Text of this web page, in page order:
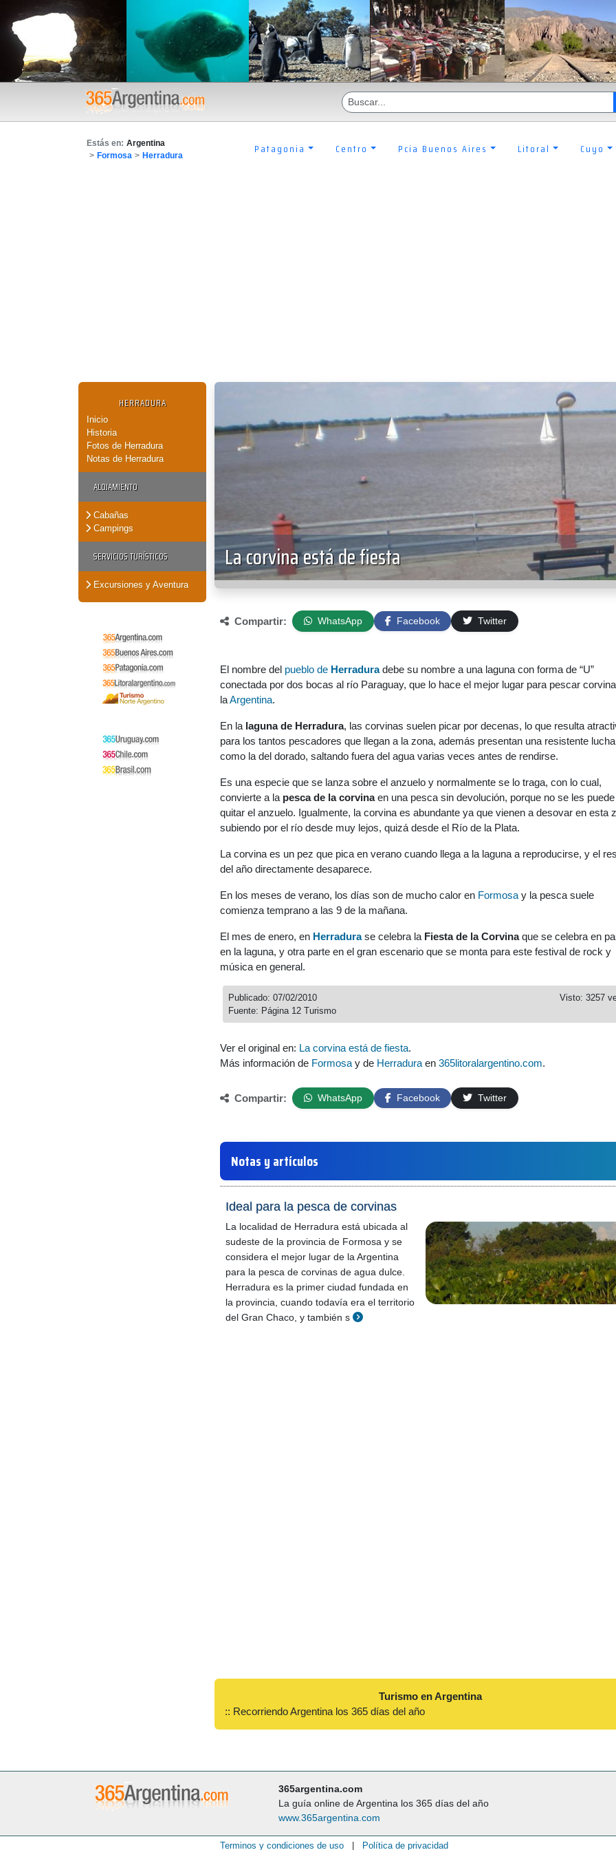
Estás en: Argentina
> Formosa > Herradura Patagonia Centro Pcia Buenos Aires Litoral Cuyo
HERRADURA
Inicio
Historia
Fotos de Herradura
Notas de Herradura
ALOJAMIENTO
Cabañas
Campings
SERVICIOS TURÍSTICOS
Excursiones y Aventura
La corvina está de fiesta
Compartir: WhatsApp Facebook Twitter
El nombre del pueblo de Herraduradebe su nombre a una laguna con forma de “U”
conectada por dos bocas al río Paraguay, que lo hace el mejor lugar para pescar
laArgentina.
En la laguna de Herradura, las corvinas suelen picar por decenas, lo que resulta
para los tantos pescadores que llegan a la zona, además presentan una resistente lucha
como la del dorado, saltando fuera del agua varias veces antes de rendirse.
Es una especie que se lanza sobre el anzuelo y normalmente se lo traga, con lo cual,
convierte a la pesca de la corvinaen una pesca sin devolución, porque no se les puede
quitar el anzuelo. Igualmente, la corvina es abundante ya que vienen a desovar en esta
subiendo por el río desde muy lejos, quizá desde el Río de la Plata.
La corvina es un pez que pica en verano cuando llega a la laguna a reproducirse, y el
del año directamente desaparece.
En los meses de verano, los días son de mucho calor en Formosa y la pesca suele
comienza temprano a las 9 de la mañana.
El mes de enero, en Herradurase celebra la Fiesta de la Corvinaque se celebra en
en la laguna, y otra parte en el gran escenario que se monta para este festival de rock y
música en general.
Visto: 3257
Publicado: 07/02/2010
Fuente: Página 12 Turismo
Ver el original en: La corvina está de fiesta.
Más información de Formosa y de Herradura en 365litoralargentino.com.
Compartir: WhatsApp Facebook Twitter
Notas y artículos
Ideal para la pesca de corvinas
La localidad de Herradura está ubicada al
sudeste de la provincia de Formosa y se
considera el mejor lugar de la Argentina
para la pesca de corvinas de agua dulce.
Herradura es la primer ciudad fundada en
la provincia, cuando todavía era el territorio
del Gran Chaco, y también s
Turismo en Argentina
:: Recorriendo Argentina los 365 días del año
365argentina.com
La guía online de Argentina los 365 días del año
www.365argentina.com
Terminos y condiciones de uso Política de privacidad